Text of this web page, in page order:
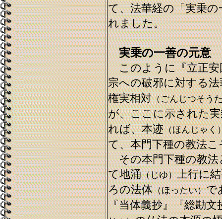
て、法華経の「実乗
れました。
実乗の一善の元意
このように『立正安
宗への破邪に対する法
権実相対（ごんじつそう
が、ここに示された
れば、本迹（ほんじゃく
て、本門下種の教法
その本門下種の教法
て地涌（じゆ）上行に
ろの法体（ほったい）で
『当体義抄』『総勘